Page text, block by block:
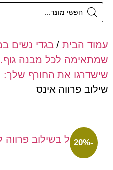
הבית /
לכל מבנה גוף./
את החורף שלך: חמים
פרווה אינס